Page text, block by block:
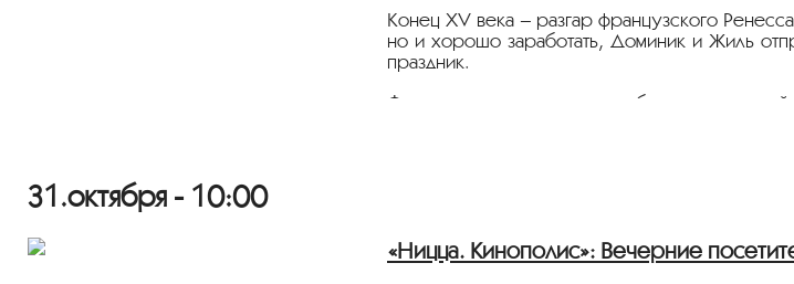
Конец XV века – разгар французского
но и хорошо заработать, Доминик и Жиль
праздник.
Фильм демонстрируется в дубляже на русский
ПорталКультура.рф
31.октября - 10:00
«Ницца. Кинополис»: Вечерние